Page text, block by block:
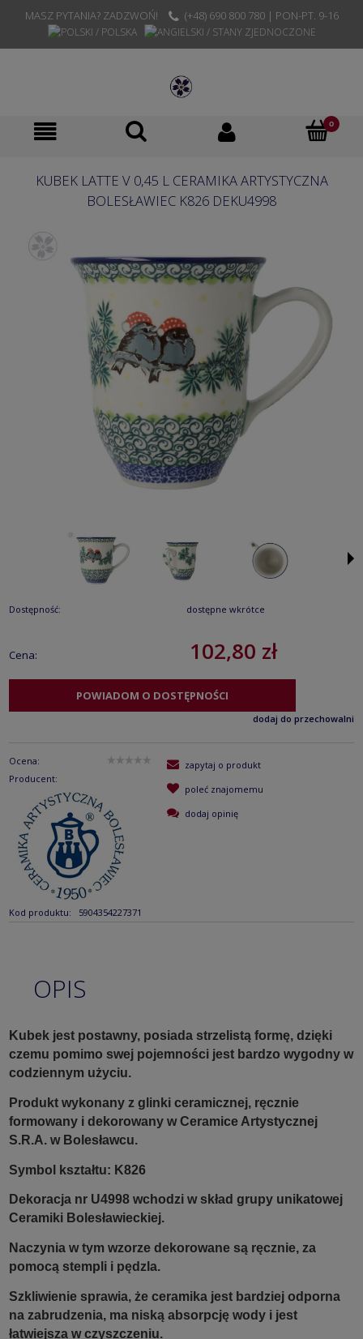
MASZ PYTANIA? ZADZWOŃ! (+48) 690 800 780 | PON-PT. 9-16
KUBEK LATTE V 0,45 L CERAMIKA ARTYSTYCZNA
BOLESŁAWIEC K826 DEKU4998
Dostępność: dostępne wkrótce
Cena: 102,80 zł
POWIADOM O DOSTĘPNOŚCI
dodaj do przechowalni
Ocena:
Producent:
Kod produktu: 5904354227371
zapytaj o produkt
poleć znajomemu
dodaj opinię
OPIS
Kubek jest postawny, posiada strzelistą formę, dzięki
czemu pomimo swej pojemności jest bardzo wygodny w
codziennym użyciu.
Produkt wykonany z glinki ceramicznej, ręcznie
formowany i dekorowany w Ceramice Artystycznej
S.R.A. w Bolesławcu.
Symbol kształtu: K826
Dekoracja nr U4998 wchodzi w skład grupy unikatowej
Ceramiki Bolesławieckiej.
Naczynia w tym wzorze dekorowane są ręcznie, za
pomocą stempli i pędzla.
Szkliwienie sprawia, że ceramika jest bardziej odporna
na zabrudzenia, ma niską absorpcję wody i jest
łatwiejsza w czyszczeniu.